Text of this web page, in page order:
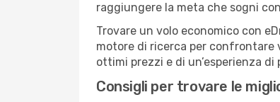
raggiungere la meta che sogni
Trovare un volo economico con
motore di ricerca per confrontare
ottimi prezzi e di un’esperienza
Consigli per trovare le